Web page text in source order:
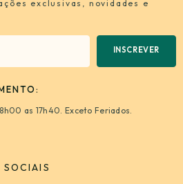
exclusivas, novidades e
INSCREVER
as 17h40. Exceto Feriados.
SOCIAIS